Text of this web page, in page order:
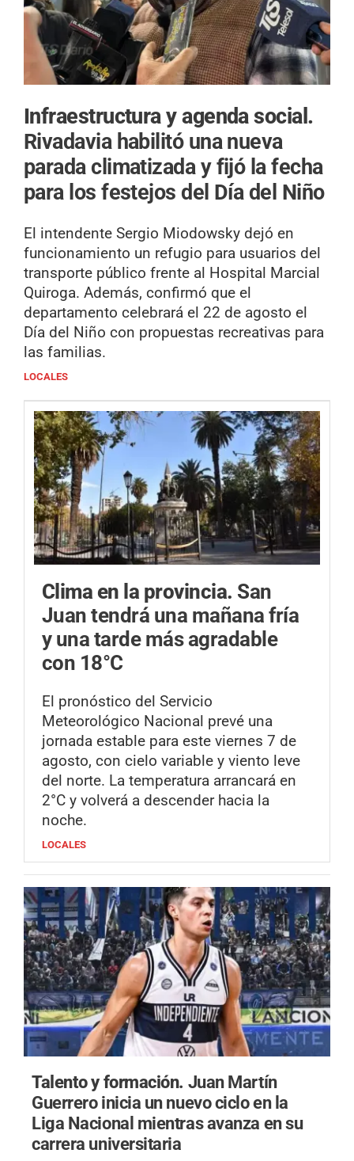
Infraestructura y agenda social.
Rivadavia habilitó una nueva
parada climatizada y fijó la fecha
para los festejos del Día del Niño
El intendente Sergio Miodowsky dejó en
funcionamiento un refugio para usuarios del
transporte público frente al Hospital Marcial
Quiroga. Además, confirmó que el
departamento celebrará el 22 de agosto el
Día del Niño con propuestas recreativas para
las familias.
LOCALES
Clima en la provincia. San
Juan tendrá una mañana fría
y una tarde más agradable
con 18°C
El pronóstico del Servicio
Meteorológico Nacional prevé una
jornada estable para este viernes 7 de
agosto, con cielo variable y viento leve
del norte. La temperatura arrancará en
2°C y volverá a descender hacia la
noche.
LOCALES
Talento y formación. Juan Martín
Guerrero inicia un nuevo ciclo en la
Liga Nacional mientras avanza en su
carrera universitaria